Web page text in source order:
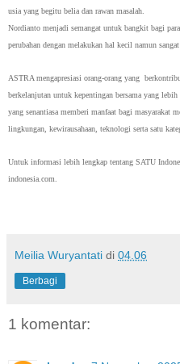
usia yang begitu belia dan rawan masalah.
Nordianto menjadi semangat untuk bangkit bagi
perubahan dengan melakukan hal kecil namun sangat
ASTRA mengapresiasi orang-orang yang
berkelanjutan untuk kepentingan bersama yang
yang senantiasa memberi manfaat bagi masyarakat
lingkungan, kewirausahaan, teknologi serta satu
Untuk informasi lebih lengkap tentang SATU
indonesia.com.
Meilia Wuryantati di 04.06
Berbagi
1 komentar: